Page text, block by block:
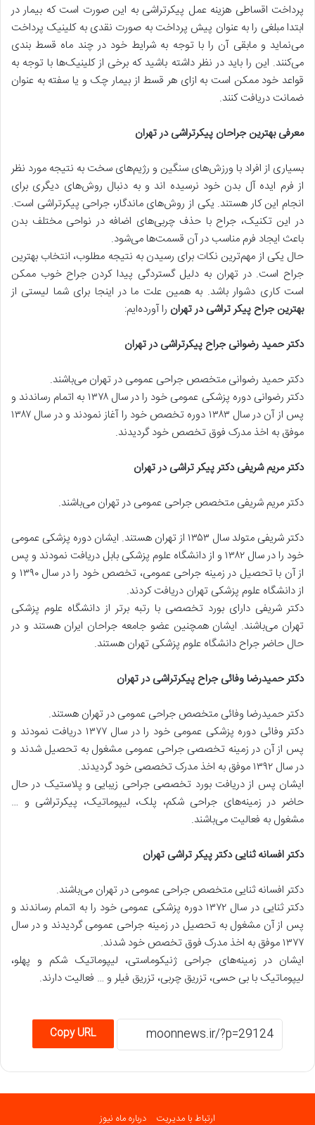
پرداخت اقساطی هزینه عمل پیکرتراشی به این صورت است که بیمار در
ابتدا مبلغی را به عنوان پیش پرداخت به صورت نقدی به کلینیک پرداخت
می‌نماید و مابقی آن را با توجه به شرایط خود در چند ماه قسط بندی
می‌کنند. این را باید در نظر داشته باشید که برخی از کلینیک‌ها با توجه به
قواعد خود ممکن است به ازای هر قسط از بیمار چک و یا سفته به عنوان
ضمانت دریافت کنند.
معرفی بهترین جراحان پیکرتراشی در تهران
بسیاری از افراد با ورزش‌های سنگین و رژیم‌های سخت به نتیجه مورد نظر
از فرم ایده آل بدن خود نرسیده اند و به دنبال روش‌های دیگری برای
انجام این کار هستند. یکی از روش‌های ماندگار، جراحی پیکرتراشی است.
در این تکنیک، جراح با حذف چربی‌های اضافه در نواحی مختلف بدن
باعث ایجاد فرم مناسب در آن قسمت‌ها می‌شود.
حال یکی از مهم‌ترین نکات برای رسیدن به نتیجه مطلوب، انتخاب بهترین
جراح است. در تهران به دلیل گستردگی پیدا کردن جراح خوب ممکن
است کاری دشوار باشد. به همین علت ما در اینجا برای شما لیستی از
بهترین جراح پیکر تراشی در تهران را آورده‌ایم:
دکتر حمید رضوانی جراح پیکرتراشی در تهران
دکتر حمید رضوانی متخصص جراحی عمومی در تهران می‌باشند.
دکتر رضوانی دوره پزشکی عمومی خود را در سال ۱۳۷۸ به اتمام رساندند و
پس از آن در سال ۱۳۸۳ دوره تخصص خود را آغاز نمودند و در سال ۱۳۸۷
موفق به اخذ مدرک فوق تخصص خود گردیدند.
دکتر مریم شریفی دکتر پیکر تراشی در تهران
دکتر مریم شریفی متخصص جراحی عمومی در تهران می‌باشند.
دکتر شریفی متولد سال ۱۳۵۳ از تهران هستند. ایشان دوره پزشکی عمومی
خود را در سال ۱۳۸۲ و از دانشگاه علوم پزشکی بابل دریافت نمودند و پس
از آن با تحصیل در زمینه جراحی عمومی، تخصص خود را در سال ۱۳۹۰ و
از دانشگاه علوم پزشکی تهران دریافت کردند.
دکتر شریفی دارای بورد تخصصی با رتبه برتر از دانشگاه علوم پزشکی
تهران می‌باشند. ایشان همچنین عضو جامعه جراحان ایران هستند و در
حال حاضر جراح دانشگاه علوم پزشکی تهران هستند.
دکتر حمیدرضا وفائی جراح پیکرتراشی در تهران
دکتر حمیدرضا وفائی متخصص جراحی عمومی در تهران هستند.
دکتر وفائی دوره پزشکی عمومی خود را در سال ۱۳۷۷ دریافت نمودند و
پس از آن در زمینه تخصصی جراحی عمومی مشغول به تحصیل شدند و
در سال ۱۳۹۲ موفق به اخذ مدرک تخصصی خود گردیدند.
ایشان پس از دریافت بورد تخصصی جراحی زیبایی و پلاستیک در حال
حاضر در زمینه‌های جراحی شکم، پلک، لیپوماتیک، پیکرتراشی و …
مشغول به فعالیت می‌باشند.
دکتر افسانه ثنایی دکتر پیکر تراشی تهران
دکتر افسانه ثنایی متخصص جراحی عمومی در تهران می‌باشند.
دکتر ثنایی در سال ۱۳۷۲ دوره پزشکی عمومی خود را به اتمام رساندند و
پس از آن مشغول به تحصیل در زمینه جراحی عمومی گردیدند و در سال
۱۳۷۷ موفق به اخذ مدرک فوق تخصص خود شدند.
ایشان در زمینه‌های جراحی ژنیکوماستی، لیپوماتیک شکم و پهلو،
لیپوماتیک با بی حسی، تزریق چربی، تزریق فیلر و … فعالیت دارند.
Copy URL
ارتباط با مدیریت درباره ماه نیوز